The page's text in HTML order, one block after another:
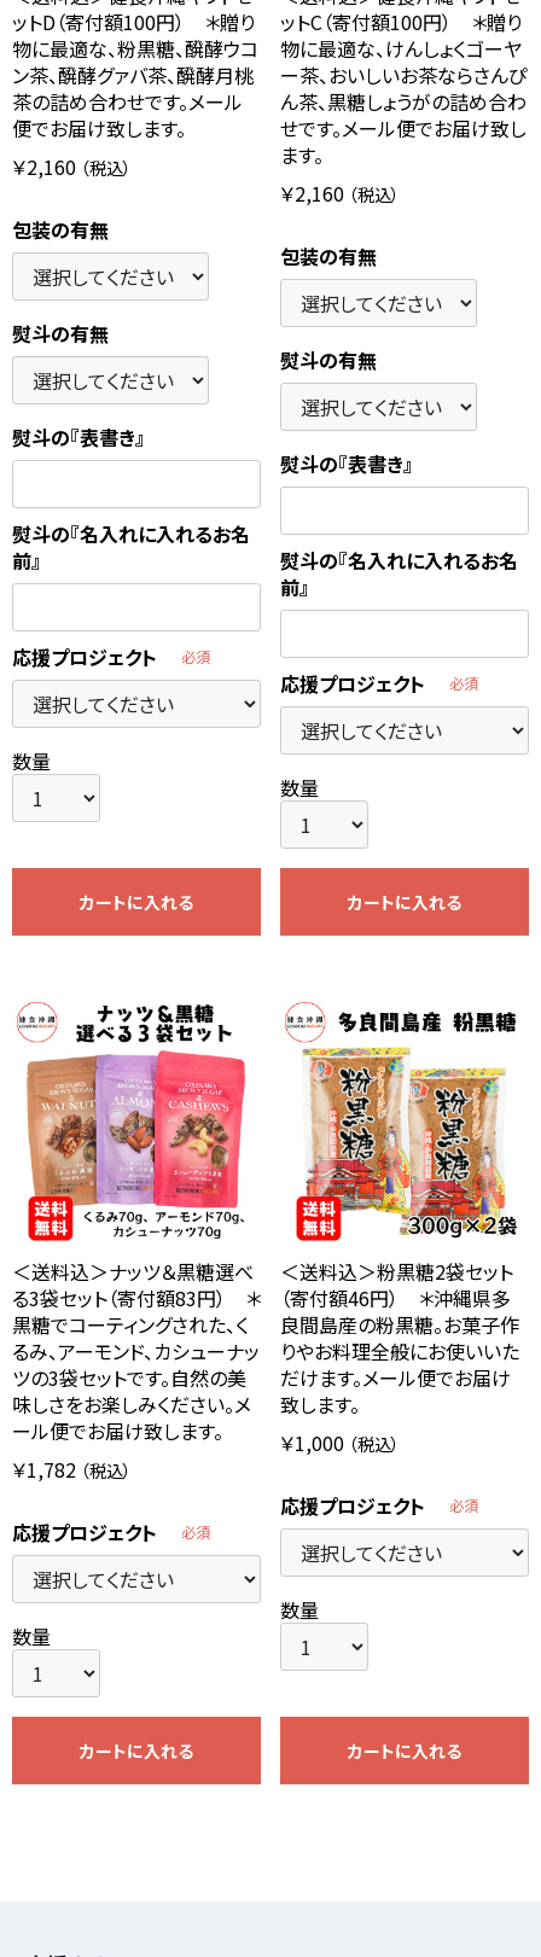
ットD（寄付額100円） ＊贈り
物に最適な、粉黒糖、醗酵ウコ
ン茶、醗酵グァバ茶、醗酵月桃
茶の詰め合わせです。メール
便でお届け致します。
￥2,160 （税込）
包装の有無
熨斗の有無
熨斗の『表書き』
熨斗の『名入れに入れるお名
前』
応援プロジェクト 必須
数量
カートに入れる
ットC（寄付額100円） ＊贈り
物に最適な、けんしょくゴーヤ
ー茶、おいしいお茶ならさんぴ
ん茶、黒糖しょうがの詰め合わ
せです。メール便でお届け致し
ます。
￥2,160 （税込）
包装の有無
熨斗の有無
熨斗の『表書き』
熨斗の『名入れに入れるお名
前』
応援プロジェクト 必須
数量
カートに入れる
＜送料込＞ナッツ＆黒糖選べ
る3袋セット（寄付額83円） ＊
黒糖でコーティングされた、く
るみ、アーモンド、カシューナッ
ツの3袋セットです。自然の美
味しさをお楽しみください。メ
ール便でお届け致します。
￥1,782 （税込）
応援プロジェクト 必須
数量
カートに入れる
＜送料込＞粉黒糖2袋セット
（寄付額46円） ＊沖縄県多
良間島産の粉黒糖。お菓子作
りやお料理全般にお使いいた
だけます。メール便でお届け
致します。
￥1,000 （税込）
応援プロジェクト 必須
数量
カートに入れる